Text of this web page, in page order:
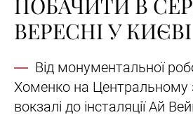
ПОБАЧИТИ В
ВЕРЕСНІ У КИЄВІ
Від монументальної
Хоменко на Центральному
вокзалі до інсталяції Ай